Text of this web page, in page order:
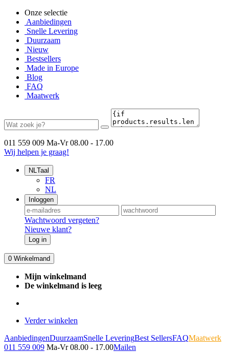
Onze selectie
Aanbiedingen
Snelle Levering
Duurzaam
Nieuw
Bestsellers
Made in Europe
Blog
FAQ
Maatwerk
011 559 009 Ma-Vr 08.00 - 17.00
Wij helpen je graag!
NLTaal
FR
NL
Inloggen
Wachtwoord vergeten?
Nieuwe klant?
Log in
0 Winkelmand
Mijn winkelmand
De winkelmand is leeg
Verder winkelen
AanbiedingenDuurzaamSnelle LeveringBest SellersFAQMaatwerk
011 559 009 Ma-Vr 08.00 - 17.00Mailen